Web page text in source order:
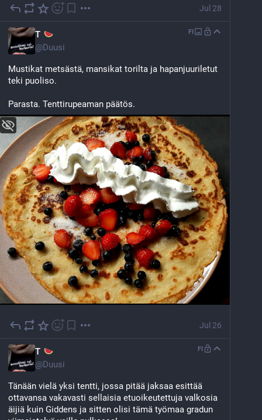
Jul 28
T
@Duusi
FI
Mustikat metsästä, mansikat torilta ja hapanjuuriletut
teki puoliso.
Parasta. Tenttirupeaman päätös.
Jul 26
T
@Duusi
FI
Tänään vielä yksi tentti, jossa pitää jaksaa esittää
ottavansa vakavasti sellaisia etuoikeutettuja valkosia
äijiä kuin Giddens ja sitten olisi tämä työmaa gradun